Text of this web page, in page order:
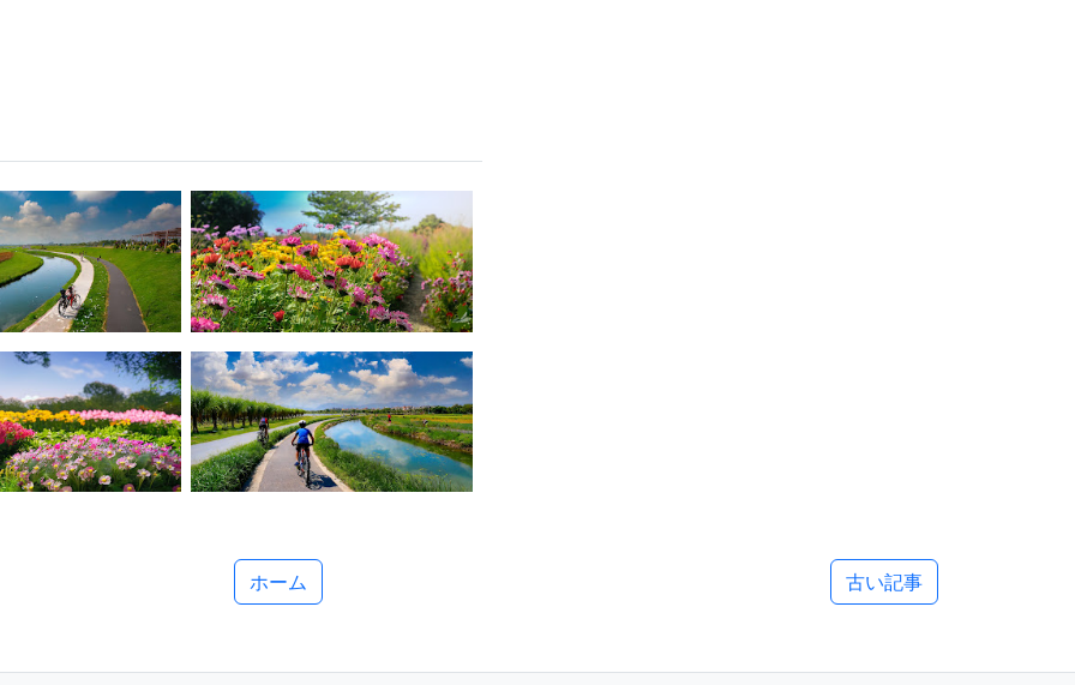
ホーム 古い記事